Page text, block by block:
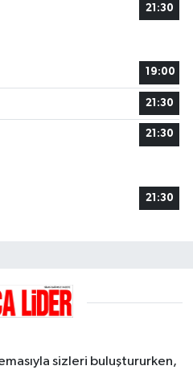
21:30
19:00
21:30
21:30
21:30
sizleri buluştururken,